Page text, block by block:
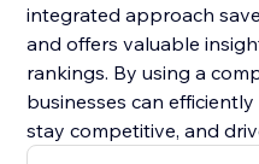
integrated approach
and offers valuable
rankings. By using a
businesses can
stay competitive, and